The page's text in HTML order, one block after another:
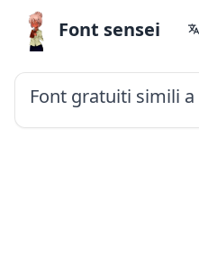
Font sensei
Font gratuiti simili a